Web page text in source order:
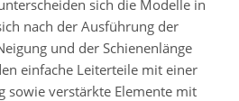
sich die Modelle in
nach der Ausführung der
und der Schienenlänge
einfache Leiterteile mit einer
sowie verstärkte Elemente mit